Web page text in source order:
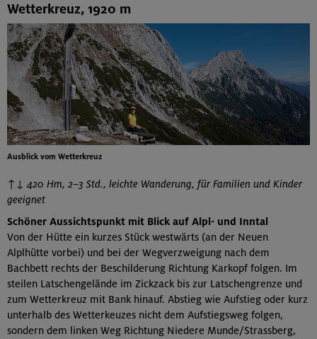
Wetterkreuz, 1920 m
Ausblick vom Wetterkreuz
↑↓ 420 Hm, 2–3 Std., leichte Wanderung, für Familien und Kinder
geeignet
Schöner Aussichtspunkt mit Blick auf Alpl- und Inntal
Von der Hütte ein kurzes Stück westwärts (an der Neuen
Alplhütte vorbei) und bei der Wegverzweigung nach dem
Bachbett rechts der Beschilderung Richtung Karkopf folgen. Im
steilen Latschengelände im Zickzack bis zur Latschengrenze und
zum Wetterkreuz mit Bank hinauf. Abstieg wie Aufstieg oder kurz
unterhalb des Wetterkeuzes nicht dem Aufstiegsweg folgen,
sondern dem linken Weg Richtung Niedere Munde/Strassberg,